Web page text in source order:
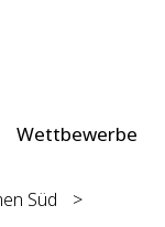
Wettbewerbe
Süd >